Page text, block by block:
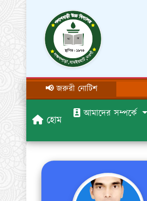
📢 জরুরী নোটিশ
হোম আমাদের সম্পর্কে